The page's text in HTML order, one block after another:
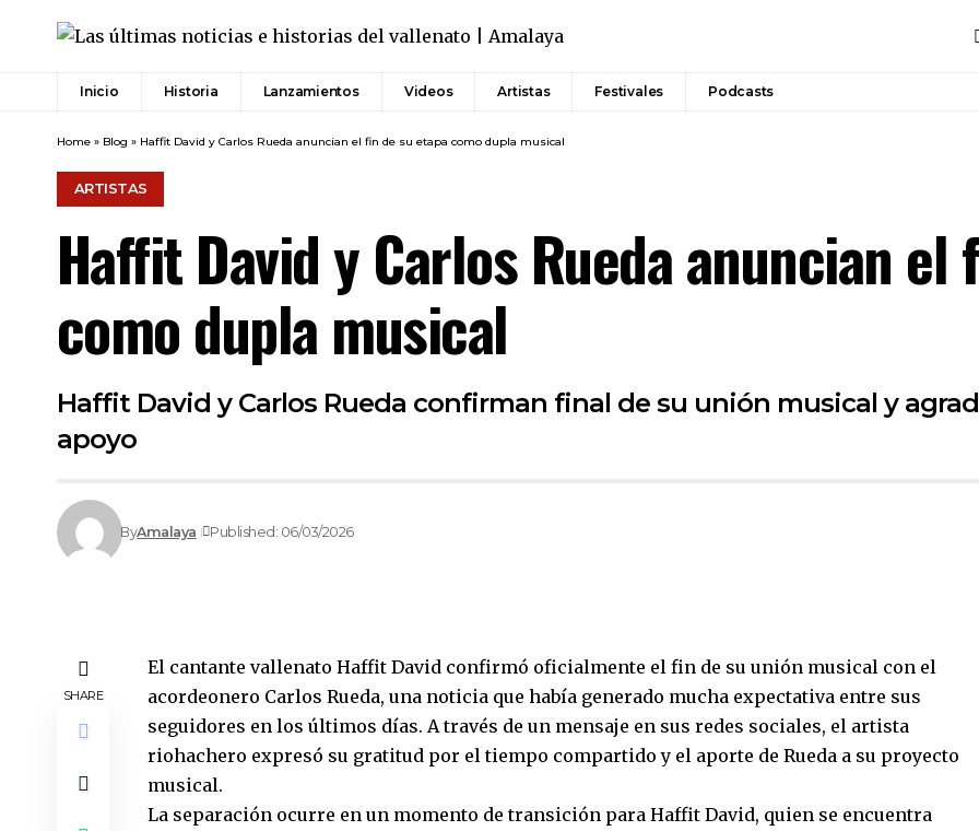
Inicio Historia Lanzamientos Videos Artistas Festivales Podcasts
Home » Blog » Haffit David y Carlos Rueda anuncian el fin de su etapa como dupla musical
ARTISTAS
Haffit David y Carlos Rueda anuncian el
como dupla musical
Haffit David y Carlos Rueda confirman final de su unión musical y
apoyo
ByAmalaya Published: 06/03/2026
SHARE
El cantante vallenato Haffit David confirmó oficialmente el fin de su unión musical con el
acordeonero Carlos Rueda, una noticia que había generado mucha expectativa entre sus
seguidores en los últimos días. A través de un mensaje en sus redes sociales, el artista
riohachero expresó su gratitud por el tiempo compartido y el aporte de Rueda a su proyecto
musical.
La separación ocurre en un momento de transición para Haffit David, quien se encuentra